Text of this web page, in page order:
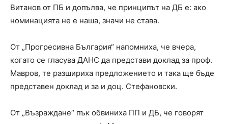
Витанов от ПБ и допълва, че принципът на ДБ е: ако
номинацията не е наша, значи не става.
От „Прогресивна България“ напомниха, че вчера,
когато се гласува ДАНС да представи доклад за проф.
Мавров, те разшириха предложението и така ще бъде
представен доклад и за и доц. Стефановски.
От „Възраждане“ пък обвиниха ПП и ДБ, че говорят